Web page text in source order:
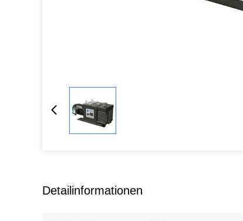
Detailinformationen